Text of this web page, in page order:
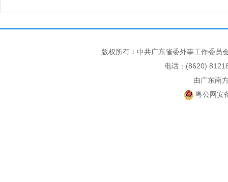
版权所有：中共广东省委外事工作委
电话：(8620)
由广东南
粤公网安